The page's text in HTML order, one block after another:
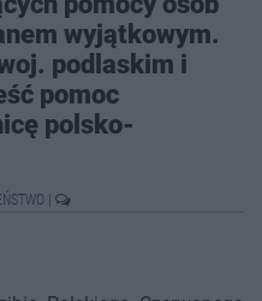
wyjątkowym.
podlaskim i
pomoc
polsko-